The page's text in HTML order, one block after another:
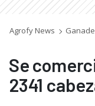
Agrofy News
Se
2341